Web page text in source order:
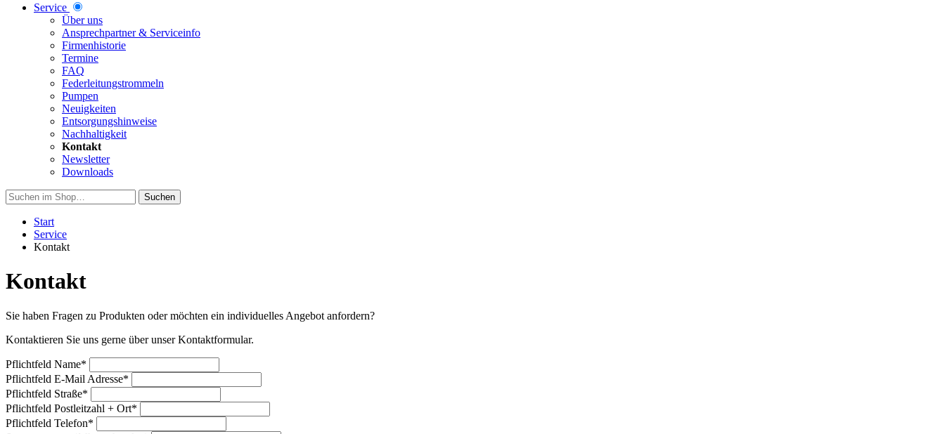
Service
Über uns
Ansprechpartner & Serviceinfo
Firmenhistorie
Termine
FAQ
Federleitungstrommeln
Pumpen
Neuigkeiten
Entsorgungshinweise
Nachhaltigkeit
Kontakt
Newsletter
Downloads
Suchen
Start
Service
Kontakt
Kontakt
Sie haben Fragen zu Produkten oder möchten ein individuelles Angebot anfordern?
Kontaktieren Sie uns gerne über unser Kontaktformular.
Pflichtfeld Name*
Pflichtfeld E-Mail Adresse*
Pflichtfeld Straße*
Pflichtfeld Postleitzahl + Ort*
Pflichtfeld Telefon*